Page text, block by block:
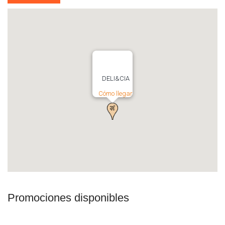
DELI&CIA
Cómo llegar
Promociones disponibles